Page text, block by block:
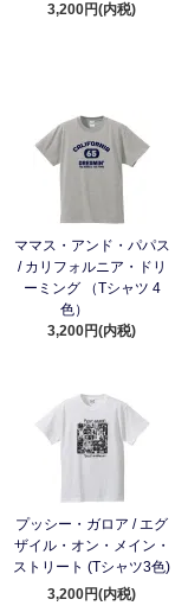
3,200円(内税)
ママス・アンド・パパス
/ カリフォルニア・ドリ
ーミング （Tシャツ 4
色）
3,200円(内税)
プッシー・ガロア / エグ
ザイル・オン・メイン・
ストリート (Tシャツ3色)
3,200円(内税)